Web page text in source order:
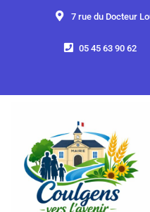
7 rue du Docteur
05 45 63 90 62
le